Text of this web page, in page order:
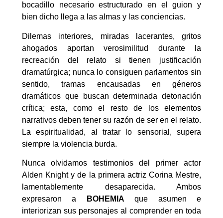
bocadillo necesario estructurado en el guion y
bien dicho llega a las almas y las conciencias.
Dilemas interiores, miradas lacerantes, gritos
ahogados aportan verosimilitud durante la
recreación del relato si tienen justificación
dramatúrgica; nunca lo consiguen parlamentos sin
sentido, tramas encausadas en géneros
dramáticos que buscan determinada detonación
crítica; esta, como el resto de los elementos
narrativos deben tener su razón de ser en el relato.
La espiritualidad, al tratar lo sensorial, supera
siempre la violencia burda.
Nunca olvidamos testimonios del primer actor
Alden Knight y de la primera actriz Corina Mestre,
lamentablemente desaparecida. Ambos
expresaron a
BOHEMIA que asumen e
interiorizan sus personajes al comprender en toda